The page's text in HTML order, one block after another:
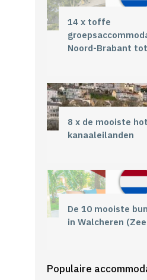
14 x toffe
Noord-Brabant
8 x de mooiste
kanaaleilanden
De 10 mooiste
in Walcheren
Populaire